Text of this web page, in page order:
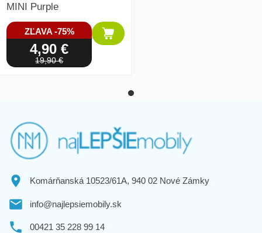
MINI Purple
ZĽAVA -75%
4,90 €
19,90 €
Komárňanská 10523/61A, 940 02 Nové Zámky
info@najlepsiemobily.sk
00421 35 228 99 14